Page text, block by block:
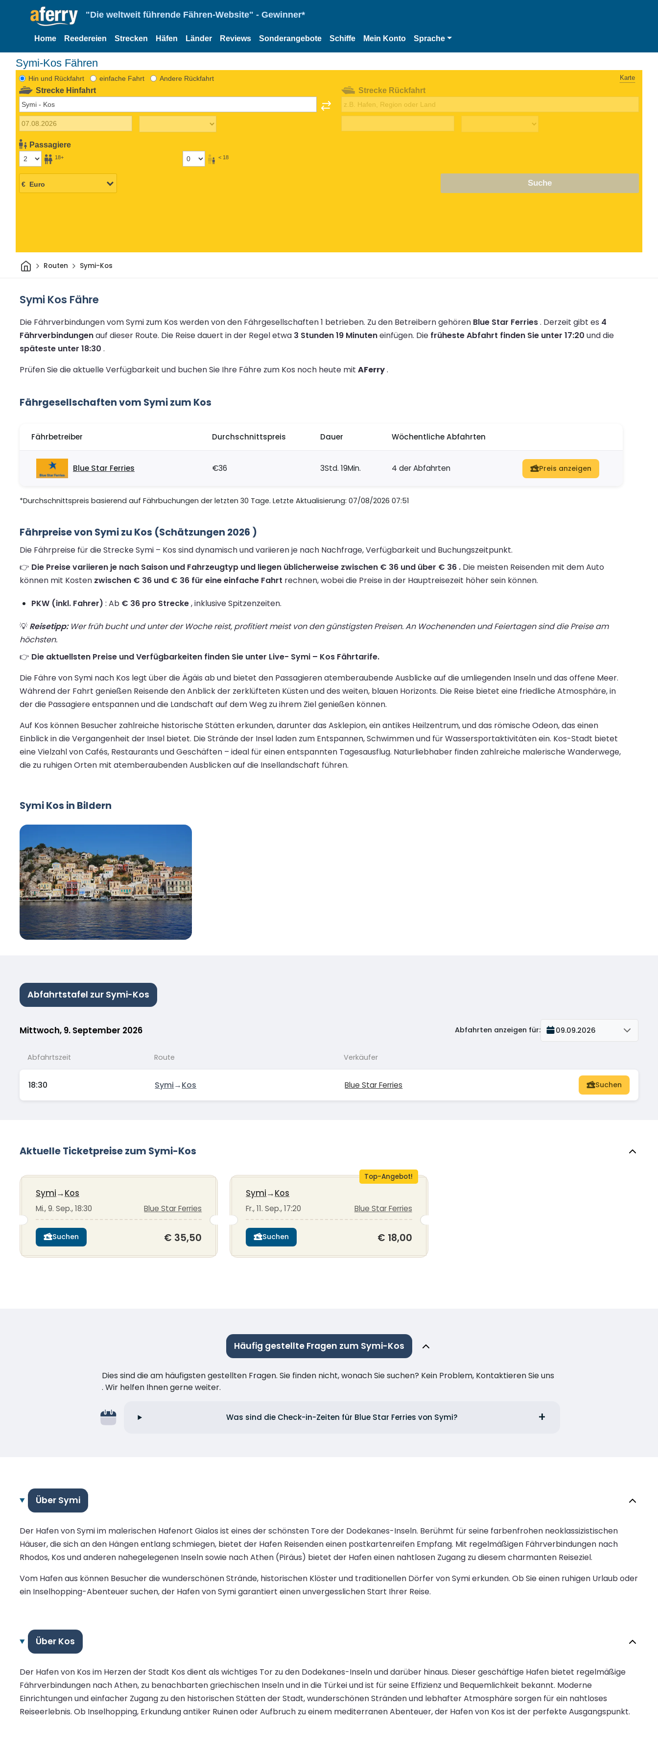
"Die weltweit führende Fähren-Website" - Gewinner*
Home Reedereien Strecken Häfen Länder Reviews Sonderangebote Schiffe Mein Konto Sprache
Symi-Kos Fähren
Hin und Rückfahrt einfache Fahrt Andere Rückfahrt Karte
Strecke Hinfahrt
Passagiere
18+ < 18
Strecke Rückfahrt
Suche
HeimRouten Symi-Kos
Symi Kos Fähre
Die Fährverbindungen vom Symi zum Kos werden von den Fährgesellschaften 1 betrieben. Zu den Betreibern gehören Blue Star Ferries. Derzeit gibt es 4
Fährverbindungenauf dieser Route. Die Reise dauert in der Regel etwa 3 Stunden 19 Minuteneinfügen. Die früheste Abfahrt finden Sie unter 17:20 und die
späteste unter 18:30 .
Prüfen Sie die aktuelle Verfügbarkeit und buchen Sie Ihre Fähre zum Kos noch heute mit AFerry.
Fährgesellschaften vom Symi zum Kos
Fährbetreiber Durchschnittspreis Dauer Wöchentliche Abfahrten
Blue Star Ferries €36 3Std. 19Min. 4 der Abfahrten Preis anzeigen
*Durchschnittspreis basierend auf Fährbuchungen der letzten 30 Tage. Letzte Aktualisierung: 07/08/2026 07:51
Fährpreise von Symi zu Kos (Schätzungen 2026 )
Die Fährpreise für die Strecke Symi – Kos sind dynamisch und variieren je nach Nachfrage, Verfügbarkeit und Buchungszeitpunkt.
👉 Die Preise variieren je nach Saison und Fahrzeugtyp und liegen üblicherweise zwischen € 36 und über € 36 . Die meisten Reisenden mit dem Auto
können mit Kosten zwischen € 36 und € 36 für eine einfache Fahrt rechnen, wobei die Preise in der Hauptreisezeit höher sein können.
PKW (inkl. Fahrer) : Ab € 36 pro Strecke, inklusive Spitzenzeiten.
💡 Reisetipp:Wer früh bucht und unter der Woche reist, profitiert meist von den günstigsten Preisen. An Wochenenden und Feiertagen sind die Preise am
höchsten.
👉 Die aktuellsten Preise und Verfügbarkeiten finden Sie unter Live- Symi – Kos Fährtarife.
Die Fähre von Symi nach Kos legt über die Ägäis ab und bietet den Passagieren atemberaubende Ausblicke auf die umliegenden Inseln und das offene Meer.
Während der Fahrt genießen Reisende den Anblick der zerklüfteten Küsten und des weiten, blauen Horizonts. Die Reise bietet eine friedliche Atmosphäre, in
der die Passagiere entspannen und die Landschaft auf dem Weg zu ihrem Ziel genießen können.
Auf Kos können Besucher zahlreiche historische Stätten erkunden, darunter das Asklepion, ein antikes Heilzentrum, und das römische Odeon, das einen
Einblick in die Vergangenheit der Insel bietet. Die Strände der Insel laden zum Entspannen, Schwimmen und für Wassersportaktivitäten ein. Kos-Stadt bietet
eine Vielzahl von Cafés, Restaurants und Geschäften – ideal für einen entspannten Tagesausflug. Naturliebhaber finden zahlreiche malerische Wanderwege,
die zu ruhigen Orten mit atemberaubenden Ausblicken auf die Insellandschaft führen.
Symi Kos in Bildern
Abfahrtstafel zur Symi-Kos
Mittwoch, 9. September 2026 Abfahrten anzeigen für: 09.09.2026
Abfahrtszeit Route Verkäufer
18:30 Symi→Kos Blue Star Ferries Suchen
Aktuelle Ticketpreise zum Symi-Kos
Symi→Kos
Mi., 9. Sep., 18:30 Blue Star Ferries
Suchen € 35,50
Top-Angebot!
Symi→Kos
Fr., 11. Sep., 17:20 Blue Star Ferries
Suchen € 18,00
Häufig gestellte Fragen zum Symi-Kos
Dies sind die am häufigsten gestellten Fragen. Sie finden nicht, wonach Sie suchen? Kein Problem, Kontaktieren Sie uns
. Wir helfen Ihnen gerne weiter.
Was sind die Check-in-Zeiten für Blue Star Ferries von Symi?
Über Symi
Der Hafen von Symi im malerischen Hafenort Gialos ist eines der schönsten Tore der Dodekanes-Inseln. Berühmt für seine farbenfrohen neoklassizistischen
Häuser, die sich an den Hängen entlang schmiegen, bietet der Hafen Reisenden einen postkartenreifen Empfang. Mit regelmäßigen Fährverbindungen nach
Rhodos, Kos und anderen nahegelegenen Inseln sowie nach Athen (Piräus) bietet der Hafen einen nahtlosen Zugang zu diesem charmanten Reiseziel.
Vom Hafen aus können Besucher die wunderschönen Strände, historischen Klöster und traditionellen Dörfer von Symi erkunden. Ob Sie einen ruhigen Urlaub oder
ein Inselhopping-Abenteuer suchen, der Hafen von Symi garantiert einen unvergesslichen Start Ihrer Reise.
Über Kos
Der Hafen von Kos im Herzen der Stadt Kos dient als wichtiges Tor zu den Dodekanes-Inseln und darüber hinaus. Dieser geschäftige Hafen bietet regelmäßige
Fährverbindungen nach Athen, zu benachbarten griechischen Inseln und in die Türkei und ist für seine Effizienz und Bequemlichkeit bekannt. Moderne
Einrichtungen und einfacher Zugang zu den historischen Stätten der Stadt, wunderschönen Stränden und lebhafter Atmosphäre sorgen für ein nahtloses
Reiseerlebnis. Ob Inselhopping, Erkundung antiker Ruinen oder Aufbruch zu einem mediterranen Abenteuer, der Hafen von Kos ist der perfekte Ausgangspunkt.